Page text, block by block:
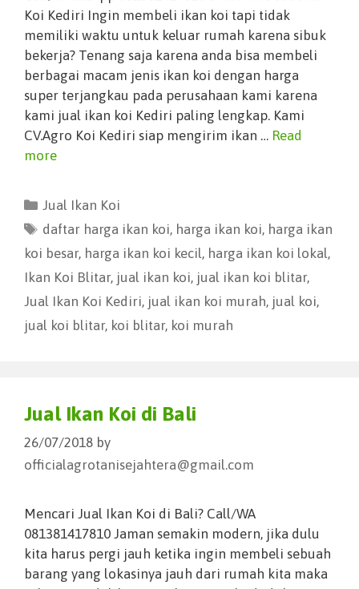
Koi Kediri Ingin membeli ikan koi tapi tidak
memiliki waktu untuk keluar rumah karena sibuk
bekerja? Tenang saja karena anda bisa membeli
berbagai macam jenis ikan koi dengan harga
super terjangkau pada perusahaan kami karena
kami jual ikan koi Kediri paling lengkap. Kami
CV.Agro Koi Kediri siap mengirim ikan … Read
more
Jual Ikan Koi
daftar harga ikan koi, harga ikan koi, harga ikan
koi besar, harga ikan koi kecil, harga ikan koi lokal,
Ikan Koi Blitar, jual ikan koi, jual ikan koi blitar,
Jual Ikan Koi Kediri, jual ikan koi murah, jual koi,
jual koi blitar, koi blitar, koi murah
Jual Ikan Koi di Bali
26/07/2018 by
officialagrotanisejahtera@gmail.com
Mencari Jual Ikan Koi di Bali? Call/WA
081381417810 Jaman semakin modern, jika dulu
kita harus pergi jauh ketika ingin membeli sebuah
barang yang lokasinya jauh dari rumah kita maka